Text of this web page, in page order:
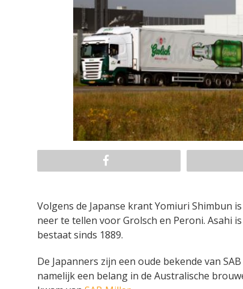
Volgens de Japanse krant Yomiuri Shimbun
neer te tellen voor Grolsch en Peroni. Asahi
bestaat sinds 1889.
De Japanners zijn een oude bekende van
namelijk een belang in de Australische